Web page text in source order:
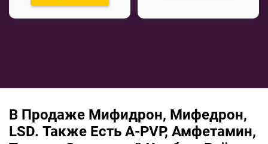
В Продаже Мифидрон, Мифедрон,
LSD. Также Есть A-PVP, Амфетамин,